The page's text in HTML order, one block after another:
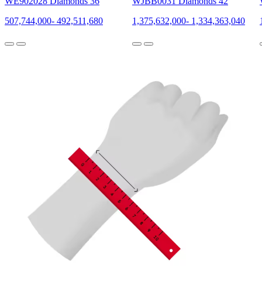
507,744,000- 492,511,680
1,375,632,000- 1,334,363,040